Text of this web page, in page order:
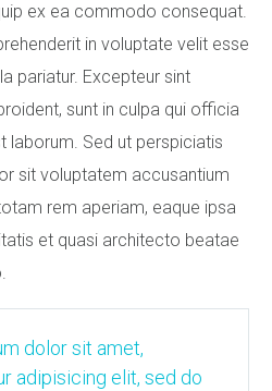
ex ea commodo consequat.
in voluptate velit esse
pariatur. Excepteur sint
sunt in culpa qui officia
laborum. Sed ut perspiciatis
sit voluptatem accusantium
rem aperiam, eaque ipsa
et quasi architecto beatae
dolor sit amet,
adipisicing elit, sed do